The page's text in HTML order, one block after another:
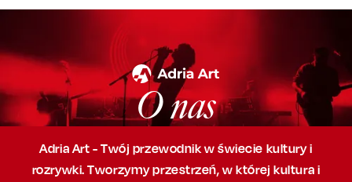
O nas
Adria Art - Twój przewodnik w świecie kultury i
rozrywki. Tworzymy przestrzeń,w której kultura i